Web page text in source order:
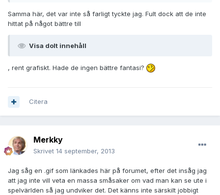
Samma här, det var inte så farligt tyckte jag. Fult dock att de inte
hittat på något bättre till
Visa dolt innehåll
, rent grafiskt. Hade de ingen bättre fantasi?
Citera
Merkky
Skrivet 14 september, 2013
Jag såg en .gif som länkades här på forumet, efter det insåg jag
att jag inte vill veta en massa småsaker om vad man kan se ute i
spelvärlden så jag undviker det. Det känns inte särskilt jobbigt